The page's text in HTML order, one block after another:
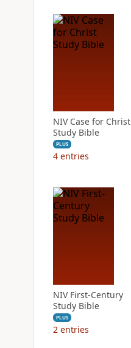
NIV Case for Christ
Study Bible
PLUS
4 entries
NIV First-Century
Study Bible
PLUS
2 entries